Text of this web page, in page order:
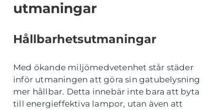
utmaningar
Hållbarhetsutmaningar
Med ökande miljömedvetenhet står städer
inför utmaningen att göra sin gatubelysning
mer hållbar. Detta innebär inte bara att byta
till energieffektiva lampor, utan även att